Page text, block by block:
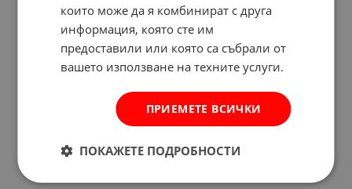
които може да я комбинират с друга
информация, която сте им
предоставили или която са събрали от
вашето използване на техните услуги.
ПРИЕМЕТЕ ВСИЧКИ
ПОКАЖЕТЕ ПОДРОБНОСТИ